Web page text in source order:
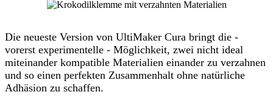
Die neueste Version von UltiMaker Cura bringt die -
vorerst experimentelle - Möglichkeit, zwei nicht ideal
miteinander kompatible Materialien einander zu verzahnen
und so einen perfekten Zusammenhalt ohne natürliche
Adhäsion zu schaffen.